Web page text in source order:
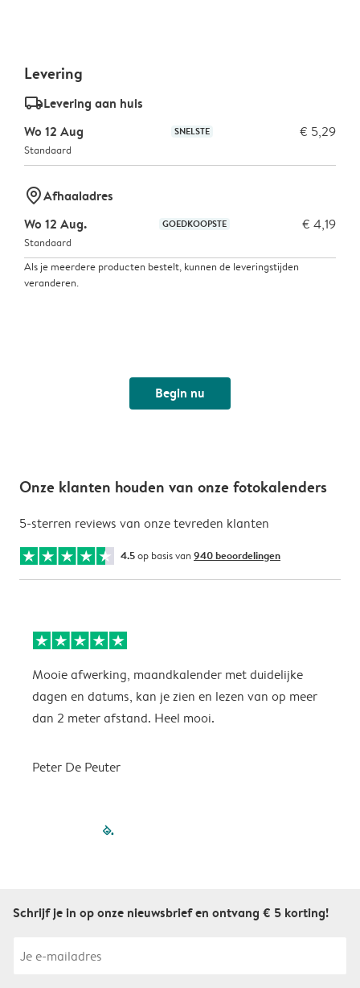
Levering
delivery_standard_v2Levering aan huis
Wo 12 Aug
SNELSTE € 5,29
Standaard
marker-pinAfhaaladres
Wo 12 Aug.
GOEDKOOPSTE € 4,19
Standaard
Als je meerdere producten bestelt, kunnen de leveringstijden
veranderen.
Begin nu
Onze klanten houden van onze fotokalenders
5-sterren reviews van onze tevreden klanten
4.5op basis van 940 beoordelingen
Mooie afwerking, maandkalender met duidelijke
dagen en datums, kan je zien en lezen van op meer
dan 2 meter afstand. Heel mooi.
Peter De Peuter
filled-pagination
Schrijf je in op onze nieuwsbrief en ontvang € 5 korting!